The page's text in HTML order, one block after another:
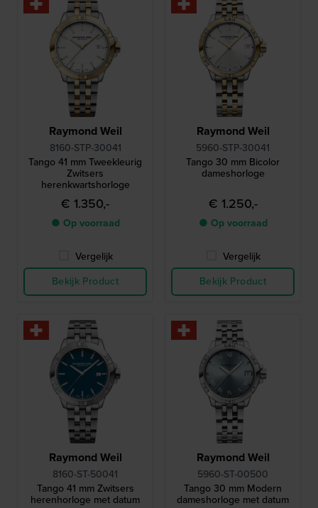
Raymond Weil
8160-STP-30041
Tango 41 mm Tweekleurig
Zwitsers
herenkwartshorloge
€ 1.350,-
● Op voorraad
Vergelijk
Bekijk Product
Raymond Weil
5960-STP-30041
Tango 30 mm Bicolor
dameshorloge
€ 1.250,-
● Op voorraad
Vergelijk
Bekijk Product
Raymond Weil
8160-ST-50041
Tango 41 mm Zwitsers
herenhorloge met datum
Raymond Weil
5960-ST-00500
Tango 30 mm Modern
dameshorloge met datum